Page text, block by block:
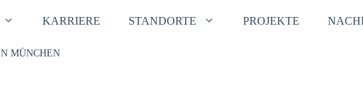
KARRIERE STANDORTE PROJEKTE
MÜNCHEN